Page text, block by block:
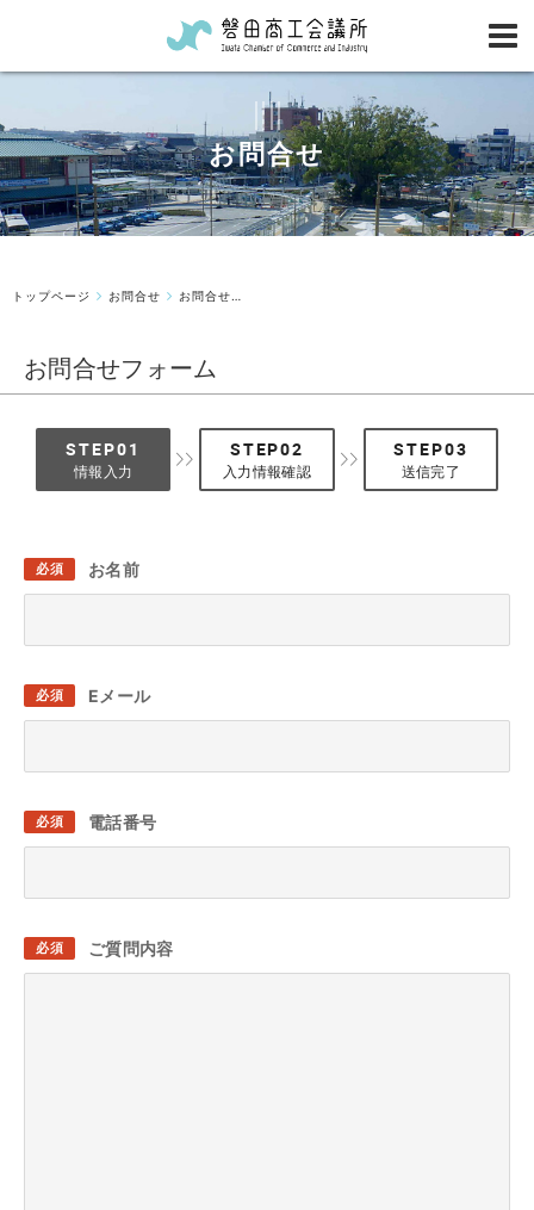
お問合せ
トップページ お問合せ お問合せフォーム
お問合せフォーム
情報入力 入力情報確認 送信完了
必須 お名前
必須 Eメール
必須 電話番号
必須 ご質問内容